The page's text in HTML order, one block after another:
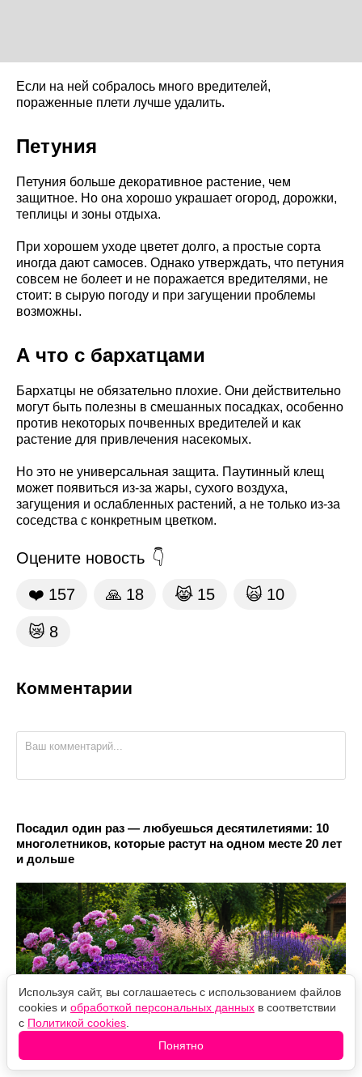
Если на ней собралось много вредителей,
пораженные плети лучше удалить.
Петуния
Петуния больше декоративное растение, чем
защитное. Но она хорошо украшает огород, дорожки,
теплицы и зоны отдыха.
При хорошем уходе цветет долго, а простые сорта
иногда дают самосев. Однако утверждать, что петуния
совсем не болеет и не поражается вредителями, не
стоит: в сырую погоду и при загущении проблемы
возможны.
А что с бархатцами
Бархатцы не обязательно плохие. Они действительно
могут быть полезны в смешанных посадках, особенно
против некоторых почвенных вредителей и как
растение для привлечения насекомых.
Но это не универсальная защита. Паутинный клещ
может появиться из-за жары, сухого воздуха,
загущения и ослабленных растений, а не только из-за
соседства с конкретным цветком.
Оцените новость
❤️ 157 🙏 18 😹 15 🙀 10
😿 8
Комментарии
Посадил один раз — любуешься десятилетиями: 10
многолетников, которые растут на одном месте 20 лет
и дольше
Используя сайт, вы соглашаетесь с использованием файлов
cookies и обработкой персональных данных в соответствии
с Политикой cookies
Понятно